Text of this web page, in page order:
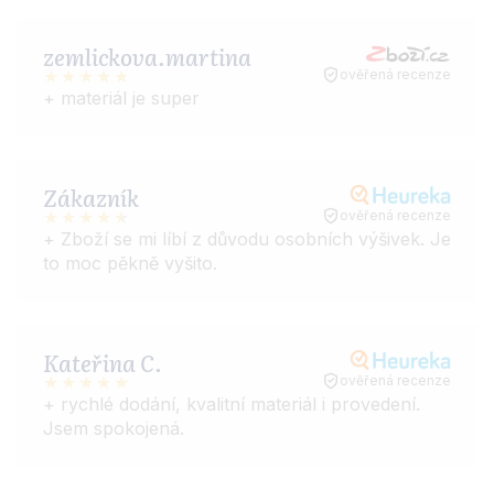
zemlickova.martina
ověřená recenze
+ materiál je super
Zákazník
ověřená recenze
+ Zboží se mi líbí z důvodu osobních výšivek. Je
to moc pěkně vyšito.
Kateřina C.
ověřená recenze
+ rychlé dodání, kvalitní materiál i provedení.
Jsem spokojená.